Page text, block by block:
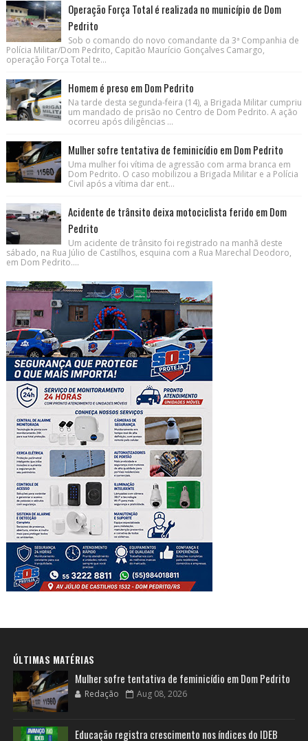
Operação Força Total é realizada no município de Dom
Pedrito
Sob o comando do novo comandante da 3ª Companhia de
Polícia Militar/Dom Pedrito, Capitão Maurício Gonçalves Camargo,
operação Força Total te...
Homem é preso em Dom Pedrito
Na tarde desta segunda-feira (14), a Brigada Militar cumpriu
um mandado de prisão no Centro de Dom Pedrito. A ação
ocorreu após diligências ...
Mulher sofre tentativa de feminicídio em Dom Pedrito
Uma mulher foi vítima de agressão com arma branca em
Dom Pedrito. O caso mobilizou a Brigada Militar e a Polícia
Civil após a vítima dar ent...
Acidente de trânsito deixa motociclista ferido em Dom
Pedrito
Um acidente de trânsito foi registrado na manhã deste
sábado, na Rua Júlio de Castilhos, esquina com a Rua Marechal Deodoro,
em Dom Pedrito....
ÚLTIMAS MATÉRIAS
Mulher sofre tentativa de feminicídio em Dom Pedrito
Redação Aug 08, 2026
Educação registra crescimento nos índices do IDEB